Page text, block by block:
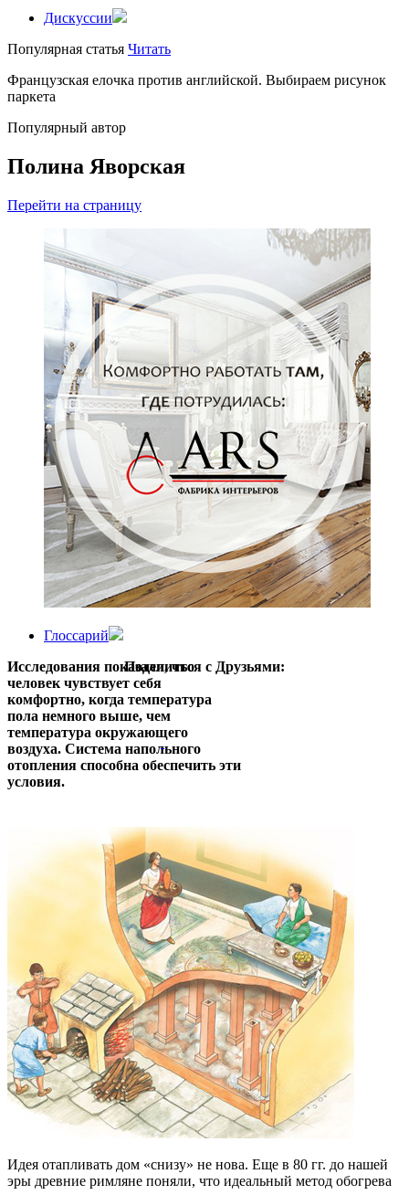
Дискуссии
Популярная статья Читать
Французская елочка против английской. Выбираем рисунок
паркета
Популярный автор
Полина Яворская
Перейти на страницу
Глоссарий
Поделиться с Друзьями:
Исследования показали, что
человек чувствует себя
комфортно, когда температура
пола немного выше, чем
температура окружающего
воздуха. Система напольного
отопления способна обеспечить эти
условия.
Идея отапливать дом «снизу» не нова. Еще в 80 гг. до нашей
эры древние римляне поняли, что идеальный метод обогрева